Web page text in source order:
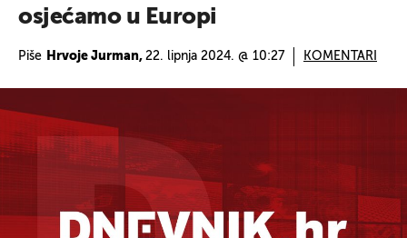
osjećamo u Europi
Piše Hrvoje Jurman, 22. lipnja 2024. @ 10:27 KOMENTARI